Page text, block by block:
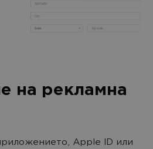
на рекламна
Apple ID или